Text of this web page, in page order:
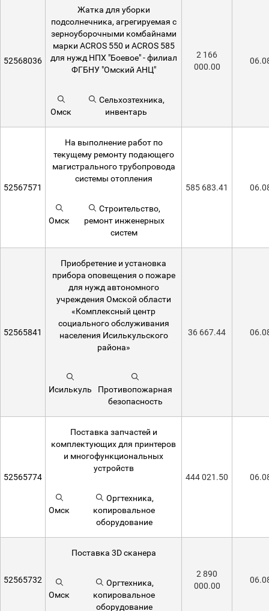
52568036
Жатка для уборки
подсолнечника, агрегируемая с
зерноуборочными комбайнами
марки ACROS 550 и ACROS 585
для нужд НПХ "Боевое" - филиал
ФГБНУ "Омский АНЦ"
Омск
Сельхозтехника,
инвентарь
2 166
000.00
52567571
На выполнение работ по
текущему ремонту подающего
магистрального трубопровода
системы отопления
Омск
Строительство,
ремонт инженерных
систем
585 683.41
52565841
Приобретение и установка
прибора оповещения о пожаре
для нужд автономного
учреждения Омской области
«Комплексный центр
социального обслуживания
населения Исилькульского
района»
Исилькуль
Противопожарная
безопасность
36 667.44
52565774
Поставка запчастей и
комплектующих для принтеров
и многофункциональных
устройств
Омск
Оргтехника,
копировальное
оборудование
444 021.50
52565732
Поставка 3D сканера
Омск
Оргтехника,
копировальное
оборудование
2 890
000.00